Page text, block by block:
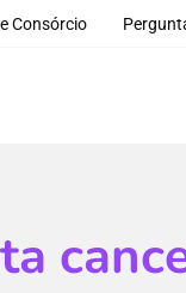
Consórcio